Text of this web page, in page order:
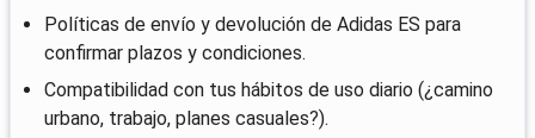
Políticas de envío y devolución de Adidas ES para
confirmar plazos y condiciones.
Compatibilidad con tus hábitos de uso diario (¿camino
urbano, trabajo, planes casuales?).